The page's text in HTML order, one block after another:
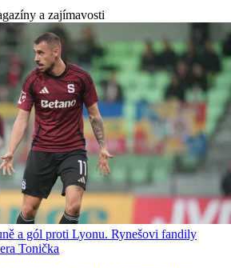
a zajímavosti
a gól proti Lyonu. Rynešovi fandily
Tonička